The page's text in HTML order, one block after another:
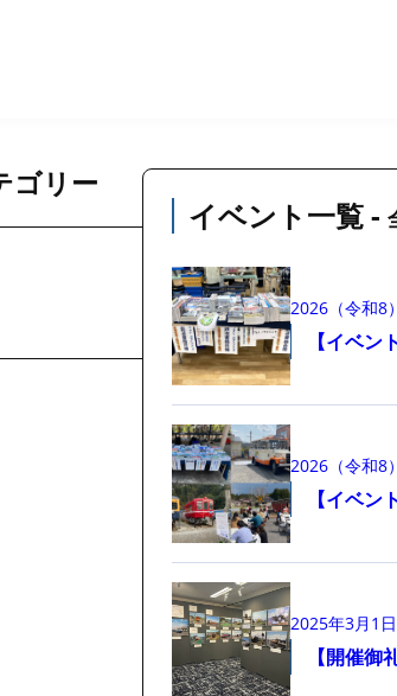
ゴリー
イベント一覧 -
2026（令和8
【イベ
2026（令和8
【イベ
2025年3月1
【開催